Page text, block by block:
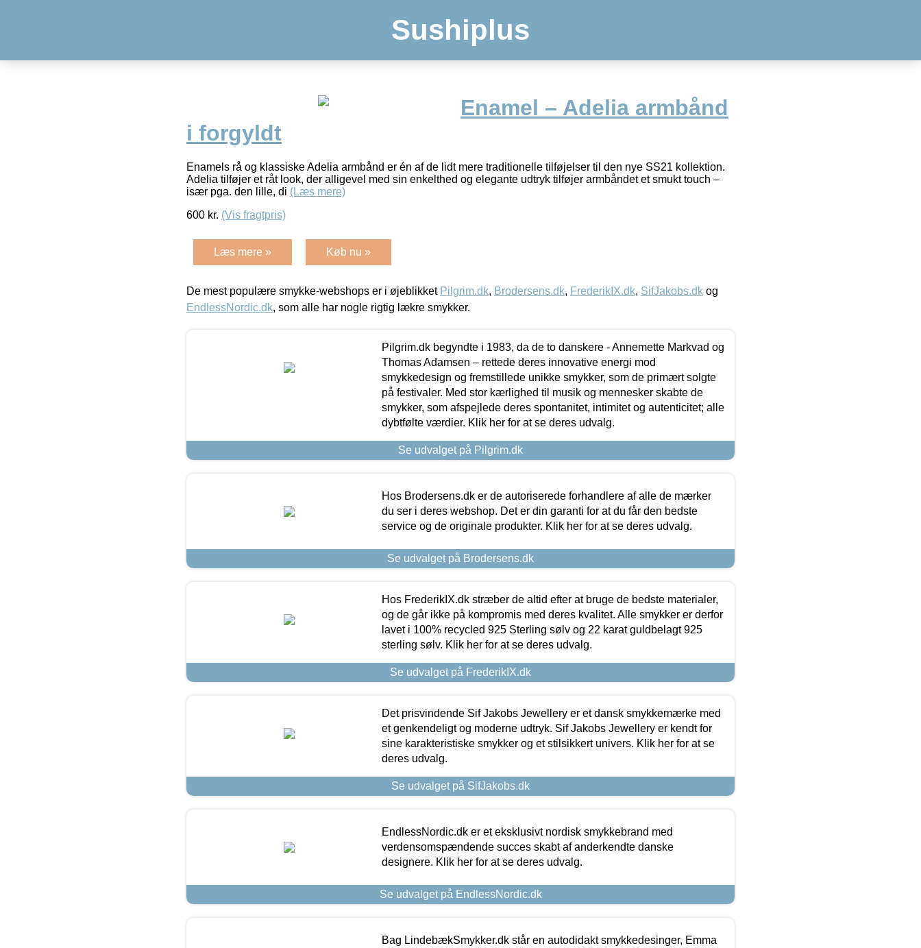
Sushiplus
Enamel – Adelia armbånd
i forgyldt
Enamels rå og klassiske Adelia armbånd er én af de lidt mere traditionelle tilføjelser til den nye SS21 kollektion.
Adelia tilføjer et råt look, der alligevel med sin enkelthed og elegante udtryk tilføjer armbåndet et smukt touch –
især pga. den lille, di (Læs mere)
600 kr. (Vis fragtpris)
Læs mere » Køb nu »
De mest populære smykke-webshops er i øjeblikket Pilgrim.dk, Brodersens.dk, FrederikIX.dk, SifJakobs.dk og
EndlessNordic.dk, som alle har nogle rigtig lækre smykker.
Pilgrim.dk begyndte i 1983, da de to danskere - Annemette Markvad og
Thomas Adamsen – rettede deres innovative energi mod
smykkedesign og fremstillede unikke smykker, som de primært solgte
på festivaler. Med stor kærlighed til musik og mennesker skabte de
smykker, som afspejlede deres spontanitet, intimitet og autenticitet; alle
dybtfølte værdier. Klik her for at se deres udvalg.
Se udvalget på Pilgrim.dk
Hos Brodersens.dk er de autoriserede forhandlere af alle de mærker
du ser i deres webshop. Det er din garanti for at du får den bedste
service og de originale produkter. Klik her for at se deres udvalg.
Se udvalget på Brodersens.dk
Hos FrederikIX.dk stræber de altid efter at bruge de bedste materialer,
og de går ikke på kompromis med deres kvalitet. Alle smykker er derfor
lavet i 100% recycled 925 Sterling sølv og 22 karat guldbelagt 925
sterling sølv. Klik her for at se deres udvalg.
Se udvalget på FrederikIX.dk
Det prisvindende Sif Jakobs Jewellery er et dansk smykkemærke med
et genkendeligt og moderne udtryk. Sif Jakobs Jewellery er kendt for
sine karakteristiske smykker og et stilsikkert univers. Klik her for at se
deres udvalg.
Se udvalget på SifJakobs.dk
EndlessNordic.dk er et eksklusivt nordisk smykkebrand med
verdensomspændende succes skabt af anderkendte danske
designere. Klik her for at se deres udvalg.
Se udvalget på EndlessNordic.dk
Bag LindebækSmykker.dk står en autodidakt smykkedesinger, Emma